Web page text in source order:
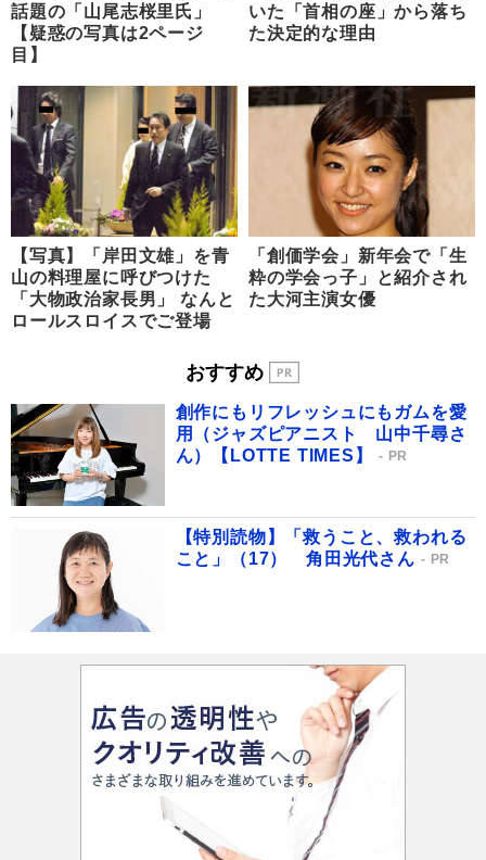
話題の「山尾志桜里氏」
【疑惑の写真は2ページ
目】
いた「首相の座」から落ち
た決定的な理由
【写真】「岸田文雄」を青
山の料理屋に呼びつけた
「大物政治家長男」 なんと
ロールスロイスでご登場
「創価学会」新年会で「生
粋の学会っ子」と紹介され
た大河主演女優
おすすめ
創作にもリフレッシュにもガムを愛
用（ジャズピアニスト 山中千尋さ
ん）【LOTTE TIMES】
PR
【特別読物】「救うこと、救われる
こと」（17） 角田光代さん
PR